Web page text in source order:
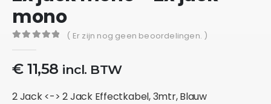
mono
( Er zijn nog geen beoordelingen. )
€11,58 incl. BTW
2 Jack <-> 2 Jack Effectkabel, 3mtr, Blauw